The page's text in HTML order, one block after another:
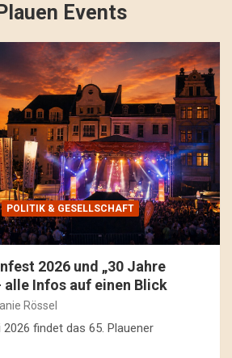
Plauen Events
POLITIK & GESELLSCHAFT
2026 und „30 Jahre
Infos auf einen Blick
Rössel
findet das 65. Plauener